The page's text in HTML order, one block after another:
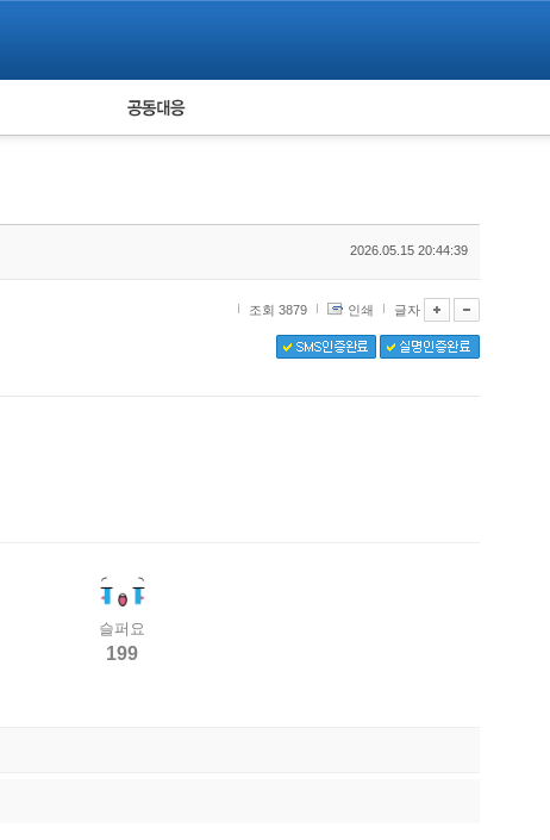
피해자 공동대응
2026.05.15 20:44:39
조회 3879 인쇄 글자
슬퍼요
199